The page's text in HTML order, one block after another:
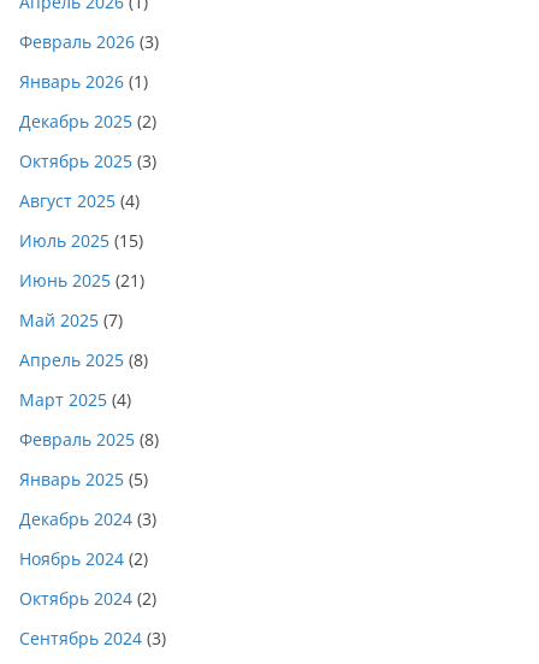
Февраль 2026 (3)
Январь 2026 (1)
Декабрь 2025 (2)
Октябрь 2025 (3)
Август 2025 (4)
Июль 2025 (15)
Июнь 2025 (21)
Май 2025 (7)
Апрель 2025 (8)
Март 2025 (4)
Февраль 2025 (8)
Январь 2025 (5)
Декабрь 2024 (3)
Ноябрь 2024 (2)
Октябрь 2024 (2)
Сентябрь 2024 (3)